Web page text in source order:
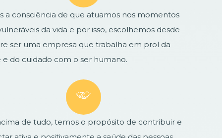
a consciência de que atuamos nos momentos
da vida e por isso, escolhemos desde
ser uma empresa que trabalha em prol da
e do cuidado com o ser humano.
de tudo, temos o propósito de contribuir e